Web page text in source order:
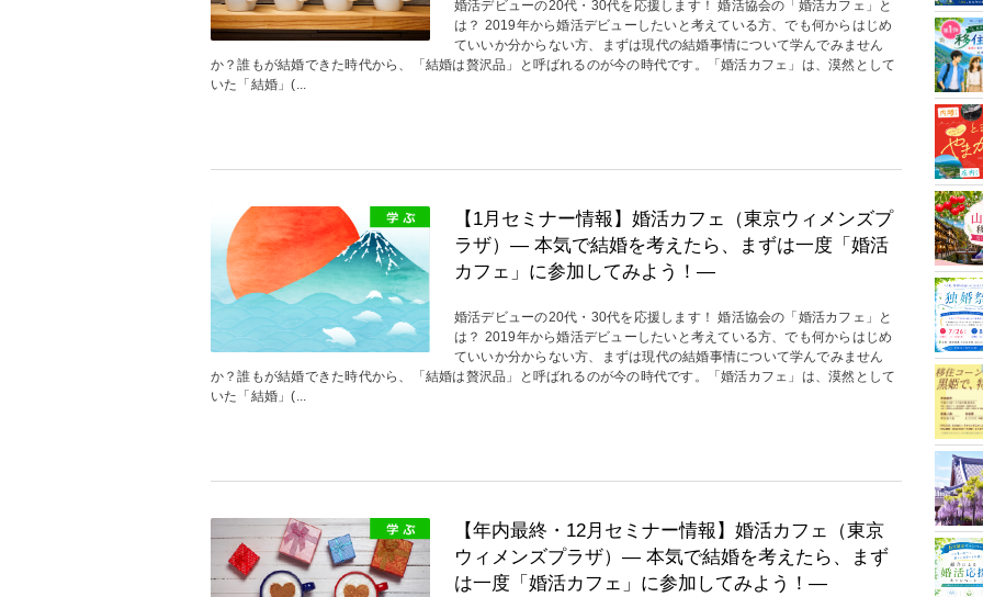
婚活デビューの20代・30代を応援します！ 婚活協会の「婚活カフェ」と
は？ 2019年から婚活デビューしたいと考えている方、でも何からはじめ
ていいか分からない方、まずは現代の結婚事情について学んでみません
か？誰もが結婚できた時代から、「結婚は贅沢品」と呼ばれるのが今の時代です。「婚活カフェ」は、漠然として
いた「結婚」(...
【1月セミナー情報】婚活カフェ（東京ウィメンズプ
ラザ）― 本気で結婚を考えたら、まずは一度「婚活
カフェ」に参加してみよう！―
婚活デビューの20代・30代を応援します！ 婚活協会の「婚活カフェ」と
は？ 2019年から婚活デビューしたいと考えている方、でも何からはじめ
ていいか分からない方、まずは現代の結婚事情について学んでみません
か？誰もが結婚できた時代から、「結婚は贅沢品」と呼ばれるのが今の時代です。「婚活カフェ」は、漠然として
いた「結婚」(...
【年内最終・12月セミナー情報】婚活カフェ（東京
ウィメンズプラザ）― 本気で結婚を考えたら、まず
は一度「婚活カフェ」に参加してみよう！―